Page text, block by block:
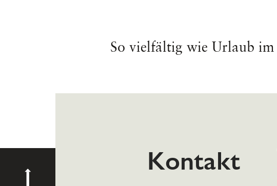
So vielfältig wie Urlaub
Kontakt